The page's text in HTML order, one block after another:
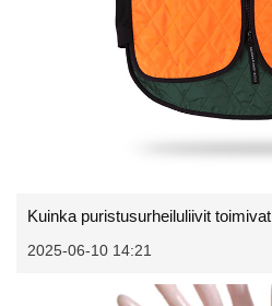
Kuinka puristusurheiluliivit toimivat
2025-06-10 14:21